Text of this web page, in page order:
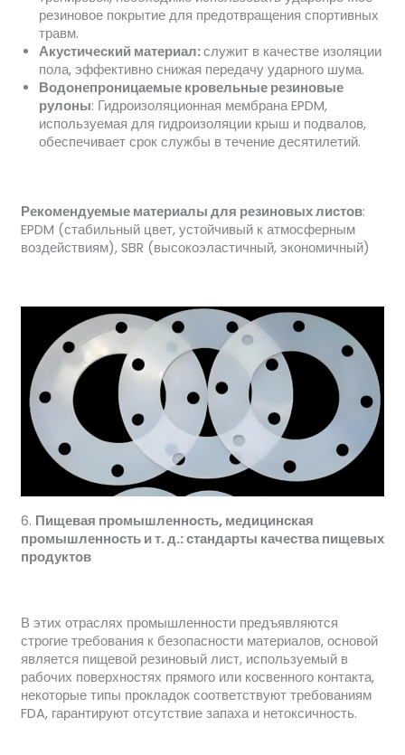
резиновое покрытие для предотвращения спортивных
травм.
Акустический материал:служит в качестве изоляции
пола, эффективно снижая передачу ударного шума.
Водонепроницаемые кровельные резиновые
рулоны: Гидроизоляционная мембрана EPDM,
используемая для гидроизоляции крыш и подвалов,
обеспечивает срок службы в течение десятилетий.
Рекомендуемые материалы для резиновых листов:
EPDM (стабильный цвет, устойчивый к атмосферным
воздействиям), SBR (высокоэластичный, экономичный)
6. Пищевая промышленность, медицинская
промышленность и т. д.: стандарты качества пищевых
продуктов
В этих отраслях промышленности предъявляются
строгие требования к безопасности материалов, основой
является пищевой резиновый лист, используемый в
рабочих поверхностях прямого или косвенного контакта,
некоторые типы прокладок соответствуют требованиям
FDA, гарантируют отсутствие запаха и нетоксичность.